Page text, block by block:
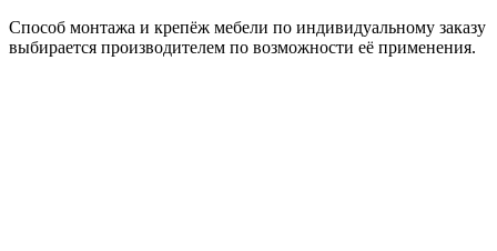
Способ монтажа и крепёж мебели по индивидуальному заказу
выбирается производителем по возможности её применения.